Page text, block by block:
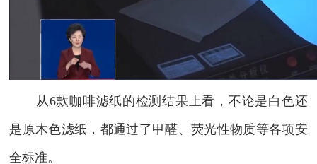
从6款咖啡滤纸的检测结果上看，不论是白色还
是原木色滤纸，都通过了甲醛、荧光性物质等各项安
全标准。